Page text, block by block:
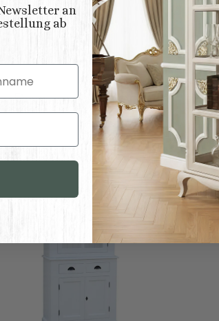
Dazu empfehlen wir:
an
ab